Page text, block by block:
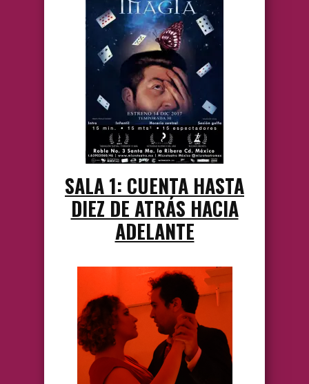
SALA 1: CUENTA HASTA
DIEZ DE ATRÁS HACIA
ADELANTE